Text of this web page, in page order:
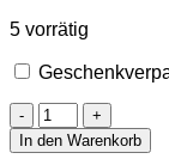
5 vorrätig
Ohrringe
aus
Moosachat
In den Warenkorb